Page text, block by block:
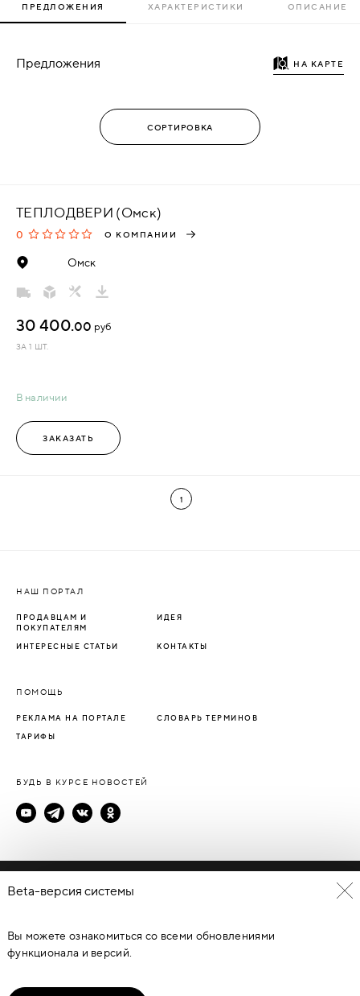
ПРЕДЛОЖЕНИЯ ХАРАКТЕРИСТИКИ ОПИСАНИЕ
Предложения НА КАРТЕ
ТЕПЛОДВЕРИ (Омск)
0 О КОМПАНИИ
Омск
В наличии
30 400.00 руб
ЗА 1 ШТ.
ЗАКАЗАТЬ
1
НАШ ПОРТАЛ
ПРОДАВЦАМ И
ПОКУПАТЕЛЯМ
ИДЕЯ
ИНТЕРЕСНЫЕ СТАТЬИ КОНТАКТЫ
ПОМОЩЬ
РЕКЛАМА НА ПОРТАЛЕ СЛОВАРЬ ТЕРМИНОВ
ТАРИФЫ
БУДЬ В КУРСЕ НОВОСТЕЙ
Политика конфиденциальности
© Каталог дверей - DverProf, 2021-2026Материалы сайта
являются объектами авторского права. Запрещается
копирование, распространение, любое использование
ФЕДЕРАЦИИ ОТ 09.07.93Г. №5351-1 “ОБ АВТОРСКОМ ПРАВЕ И
Beta-версия системы
Вы можете ознакомиться со всеми обновлениями
функционала и версий.